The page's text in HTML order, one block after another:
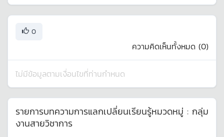
0
ความคิดเห็นทั้งหมด (0)
ไม่มีข้อมูลตามเงื่อนไขที่ท่านกำหนด
รายการบทความการแลกเปลี่ยนเรียนรู้หมวดหมู่ : กลุ่ม
งานสายวิชาการ